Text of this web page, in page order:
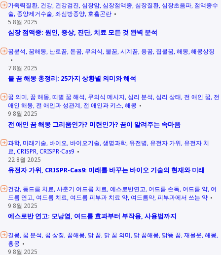
가족력질환 건강 건강검진 심장암 심장점액종 심장질환 심장초음파 점액종수
술 종양제거수술 좌심방종양 호흡곤란
5 8월 2025
심장 점액종: 원인, 증상, 진단, 치료 모든 것 완벽 분석
꿈분석 꿈해몽 난로꿈 돈꿈 무의식 불꿈 시계꿈 용꿈 집불꿈 해몽 해몽상징
7 8월 2025
불 꿈 해몽 총정리: 25가지 상황별 의미와 해석
꿈 의미 꿈 해몽 띠별 꿈 해석 무의식 메시지 심리 분석 심리 상태 전 애인 꿈 전
애인 해몽 전 애인과 성관계 전 애인과 키스 해몽
9 8월 2025
전 애인 꿈 해몽 그리움인가? 미련인가? 꿈이 알려주는 속마음
과학 미래기술 바이오 바이오기술 생명과학 유전병 유전자 가위 유전자 치
료 CRISPR CRISPR-Cas9
22 8월 2025
유전자 가위, CRISPR-Cas9: 미래를 바꾸는 바이오 기술의 현재와 미래
건강 등드름 치료 사춘기 여드름 치료 에스로반연고 여드름 손독 여드름 약 여
드름 연고 여드름 치료 여드름 피부과 치료 약 여드름약 피부과에서 쓰는 약
9 8월 2025
에스로반 연고: 모낭염, 여드름 효과부터 부작용, 사용법까지
길몽 꿈 분석 꿈 상징 꿈해몽 닭 꿈 닭 꿈 의미 닭 꿈해몽 닭똥 꿈 재물운 해몽
흉몽
9 8월 2025